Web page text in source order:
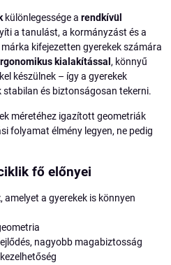
különlegessége a rendkívül
a tanulást, a kormányzást és a
kifejezetten gyerekek számára
kialakítással , könnyű
készülnek – így a gyerekek
stabilan és biztonságosan tekerni.
méretéhez igazított geometriák
folyamat élmény legyen, ne pedig
fő előnyei
, amelyet a gyerekek is könnyen
nagyobb magabiztosság